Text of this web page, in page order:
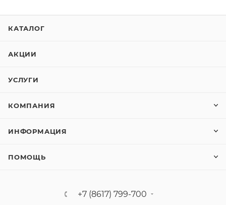
КАТАЛОГ
АКЦИИ
УСЛУГИ
КОМПАНИЯ
ИНФОРМАЦИЯ
ПОМОЩЬ
+7 (8617) 799-700